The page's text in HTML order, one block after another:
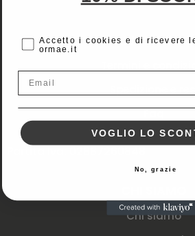
AIUTO E INFO
Faq
Partita Iva: 02887260848
Chi siamo
cc
Accetto i cookies e di ricevere
ormae.it
VOGLIO LO
No, grazie